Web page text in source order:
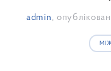
admin ,